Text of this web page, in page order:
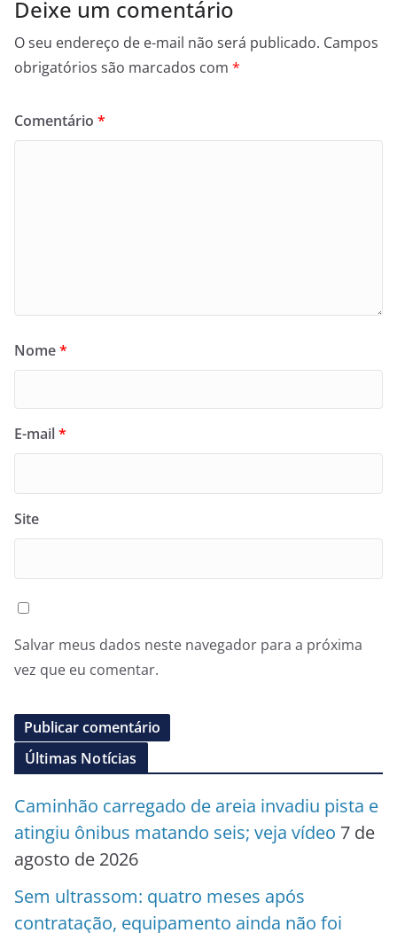
Deixe um comentário
O seu endereço de e-mail não será publicado. Campos
obrigatórios são marcados com *
Comentário *
Nome*
E-mail*
Site
Salvar meus dados neste navegador para a próxima
vez que eu comentar.
Últimas Notícias
Caminhão carregado de areia invadiu pista e
atingiu ônibus matando seis; veja vídeo 7 de
agosto de 2026
Sem ultrassom: quatro meses após
contratação, equipamento ainda não foi